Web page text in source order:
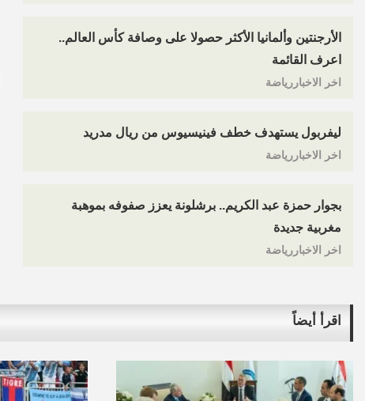
الأرجنتين وألمانيا الأكثر حصولا على وصافة كأس العالم..
اعرف القائمة
اخر الاخباررياضة
ليفربول يستهدف خطف فينيسيوس من ريال مدريد
اخر الاخباررياضة
بجوار حمزة عبد الكريم.. برشلونة يعزز صفوفه بموهبة
مغربية جديدة
اخر الاخباررياضة
اقرأ أيضاً